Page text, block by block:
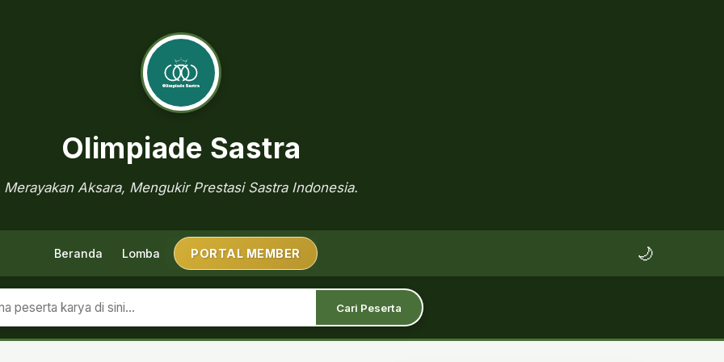
Olimpiade Sastra
Merayakan Aksara, Mengukir Prestasi Sastra Indonesia.
Beranda Lomba PORTAL MEMBER 🌙
Cari Peserta